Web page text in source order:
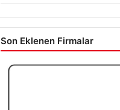
Son Eklenen Firmalar